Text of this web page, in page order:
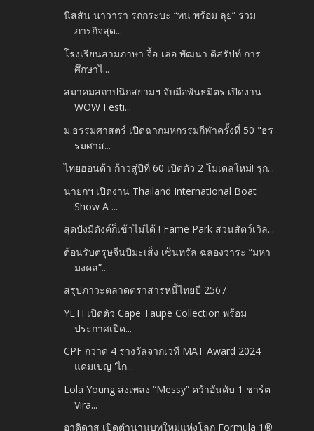
นิสสัน นาวารา รถกระบะ “ทน พร้อม ลุย” ร่วม
ภารกิจสุด...
โรงเรียนสามภาษา จื้อ-เล่อ พัฒนา ดิสรัปท์ การ
ศึกษาไ...
สมาคมสถาปนิกสยามฯ จับมือพันธมิตร เปิดงาน
WOW Festi...
ม.ธรรมศาสตร์ เปิดฉากมหกรรมกีฬาครั้งที่ 50 "ธร
รมศาส...
ไทยฮอนด้า ก้าวสู่ปีที่ 60 เปิดตัว 2 โมเดลใหม่! รุก...
นายกฯ เปิดงาน Thailand International Boat
Show A ...
สุดปังมีตังค์ก็เข้าไม่ได้ ! Fame Park สวนสัตว์เวิล...
ต้อนรับตรุษจีนปีมะเส็ง เซ็นทรัล ฉลองวาระ “มหา
มงคล”...
สรุปภาวะตลาดตราสารหนี้ไทยปี 2567
YETI เปิดตัว Cape Taupe Collection พร้อม
ประกาศเปิด...
CPF กวาด 4 รางวัลจากเวที MAT Award 2024
แคมเปญ 'ไก...
Lola Young ส่งเพลง “Messy” คว้าอันดับ 1 ชาร์ต
Vira...
อาดิดาส เปิดตำนานบทใหม่แห่งโลก Formula 1®